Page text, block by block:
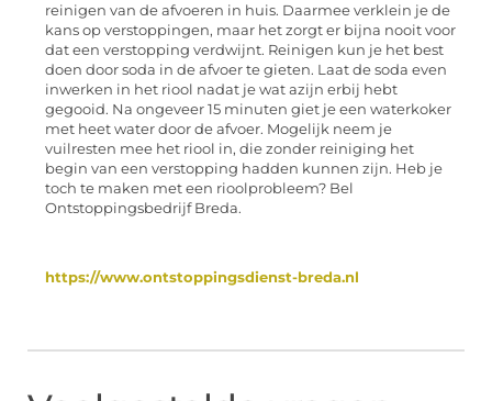
reinigen van de afvoeren in huis. Daarmee verklein je de
kans op verstoppingen, maar het zorgt er bijna nooit voor
dat een verstopping verdwijnt. Reinigen kun je het best
doen door soda in de afvoer te gieten. Laat de soda even
inwerken in het riool nadat je wat azijn erbij hebt
gegooid. Na ongeveer 15 minuten giet je een waterkoker
met heet water door de afvoer. Mogelijk neem je
vuilresten mee het riool in, die zonder reiniging het
begin van een verstopping hadden kunnen zijn. Heb je
toch te maken met een rioolprobleem? Bel
Ontstoppingsbedrijf Breda.
https://www.ontstoppingsdienst-breda.nl